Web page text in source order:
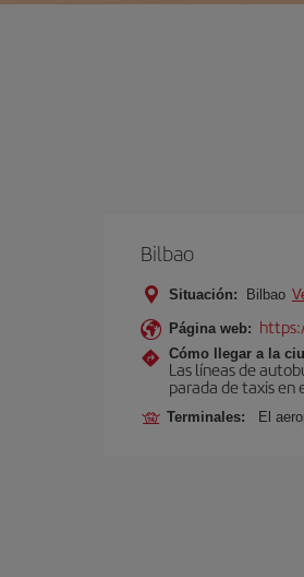
Bilbao
Situación: Bilbao
Página web:
Cómo llegar a la
Las líneas de
parada de taxis en
Terminales: El